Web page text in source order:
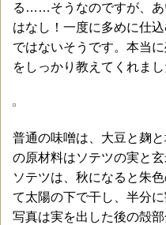
る……そうなのですが、あ
はなし！一度に多めに仕
ではないそうです。本当
をしっかり教えてくれまし
普通の味噌は、大豆と麹
の原材料はソテツの実と玄
ソテツは、秋になると朱
て太陽の下で干し、半分
写真は実を出した後の殻部